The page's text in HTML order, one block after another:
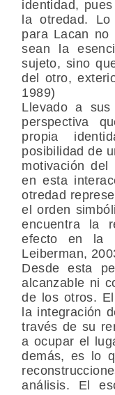
identidad,
la otredad.
para Lacan no
sean la
sujeto, sino
del otro,
1989)
Llevado a sus
perspectiva
propia
posibilidad de
motivación
en esta
otredad
el orden
encuentra la
efecto en la
Leiberman,
Desde esta
alcanzable ni
de los otros.
la integración
través de su
a ocupar el
demás, es lo
análisis. El